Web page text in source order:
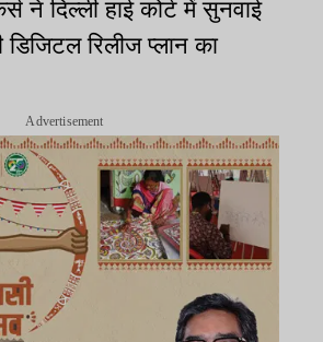
ने दिल्ली हाई कोर्ट में सुनवाई
डिजिटल रिलीज प्लान का
Advertisement